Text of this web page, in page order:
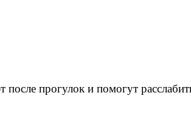
прогулок и помогут